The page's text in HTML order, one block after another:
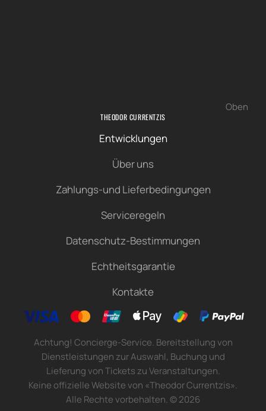
Oben
THEODOR CURRENTZIS
Entwicklungen
Über uns
Zahlungs-und Lieferbedingungen
Serviceregeln
Datenschutz-Bestimmungen
Echtheitsgarantie
Kontakte
Achtung! Concierge-Service. Bereitstellung von
Dienstleistungen zur Auswahl, Buchung und
Lieferung von Tickets zu Veranstaltungen.
Keine offizielle Website von «Theodor Currentzis».
Alle Rechte vorbehalten.©2026